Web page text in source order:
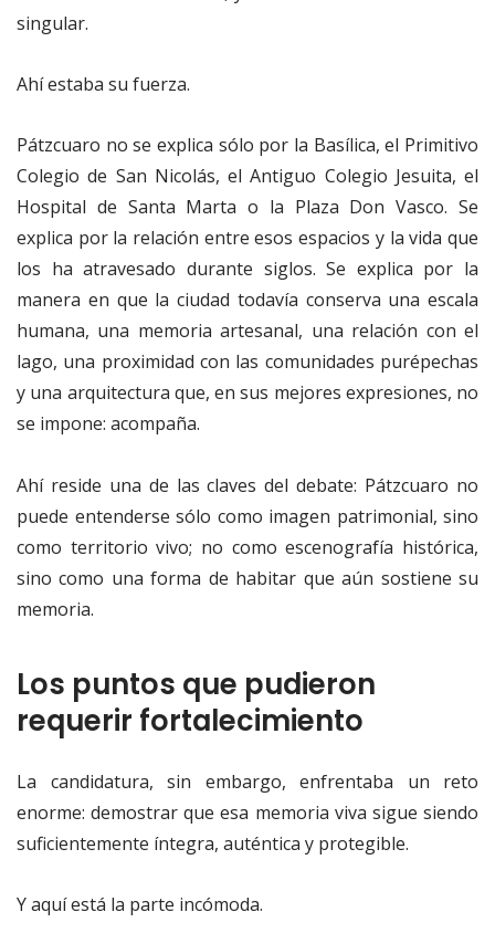
singular.
Ahí estaba su fuerza.
Pátzcuaro no se explica sólo por la Basílica, el Primitivo
Colegio de San Nicolás, el Antiguo Colegio Jesuita, el
Hospital de Santa Marta o la Plaza Don Vasco. Se
explica por la relación entre esos espacios y la vida que
los ha atravesado durante siglos. Se explica por la
manera en que la ciudad todavía conserva una escala
humana, una memoria artesanal, una relación con el
lago, una proximidad con las comunidades purépechas
y una arquitectura que, en sus mejores expresiones, no
se impone: acompaña.
Ahí reside una de las claves del debate: Pátzcuaro no
puede entenderse sólo como imagen patrimonial, sino
como territorio vivo; no como escenografía histórica,
sino como una forma de habitar que aún sostiene su
memoria.
Los puntos que pudieron
requerir fortalecimiento
La candidatura, sin embargo, enfrentaba un reto
enorme: demostrar que esa memoria viva sigue siendo
suficientemente íntegra, auténtica y protegible.
Y aquí está la parte incómoda.